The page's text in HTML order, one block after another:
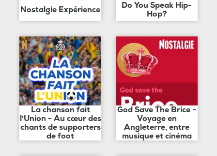
Nostalgie Expérience
Do You Speak Hip-
Hop?
La chanson fait
l'Union - Au cœur des
chants de supporters
de foot
God Save The Brice -
Voyage en
Angleterre, entre
musique et cinéma